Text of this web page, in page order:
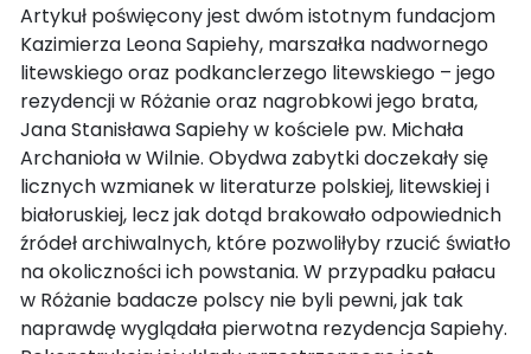
Artykuł poświęcony jest dwóm istotnym fundacjom
Kazimierza Leona Sapiehy, marszałka nadwornego
litewskiego oraz podkanclerzego litewskiego – jego
rezydencji w Różanie oraz nagrobkowi jego brata,
Jana Stanisława Sapiehy w kościele pw. Michała
Archanioła w Wilnie. Obydwa zabytki doczekały się
licznych wzmianek w literaturze polskiej, litewskiej i
białoruskiej, lecz jak dotąd brakowało odpowiednich
źródeł archiwalnych, które pozwoliłyby rzucić światło
na okoliczności ich powstania. W przypadku pałacu
w Różanie badacze polscy nie byli pewni, jak tak
naprawdę wyglądała pierwotna rezydencja Sapiehy.